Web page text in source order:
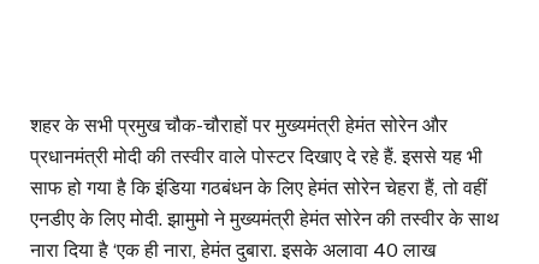
शहर के सभी प्रमुख चौक-चौराहों पर मुख्यमंत्री हेमंत सोरेन और
प्रधानमंत्री मोदी की तस्वीर वाले पोस्टर दिखाए दे रहे हैं. इससे यह भी
साफ हो गया है कि इंडिया गठबंधन के लिए हेमंत सोरेन चेहरा हैं, तो वहीं
एनडीए के लिए मोदी. झामुमो ने मुख्यमंत्री हेमंत सोरेन की तस्वीर के साथ
नारा दिया है ‘एक ही नारा, हेमंत दुबारा. इसके अलावा 40 लाख